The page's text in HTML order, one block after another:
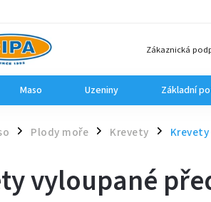
Zákaznická
Maso Uzeniny Základní
/ Plody moře / Krevety /
vyloupané